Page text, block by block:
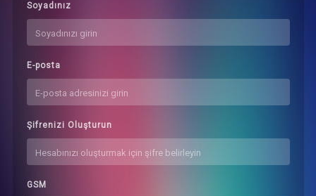
Soyadınız
E-posta
Şifrenizi Oluşturun
GSM